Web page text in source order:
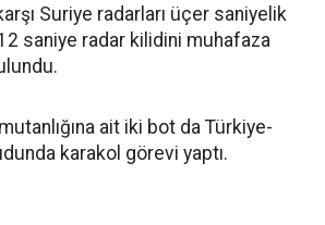
Suriye radarları üçer saniyelik
saniye radar kilidini muhafaza
ait iki bot da Türkiye-
karakol görevi yaptı.